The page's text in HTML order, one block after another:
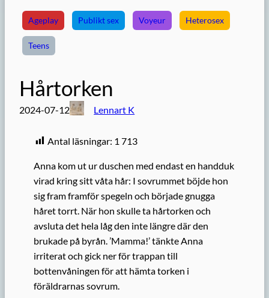
Ageplay Publikt sex Voyeur Heterosex
Teens
Hårtorken
2024-07-12 Lennart K
Antal läsningar: 1 713
Anna kom ut ur duschen med endast en handduk
virad kring sitt våta hår: I sovrummet böjde hon
sig fram framför spegeln och började gnugga
håret torrt. När hon skulle ta hårtorken och
avsluta det hela låg den inte längre där den
brukade på byrån. ’Mamma!’ tänkte Anna
irriterat och gick ner för trappan till
bottenvåningen för att hämta torken i
föräldrarnas sovrum.